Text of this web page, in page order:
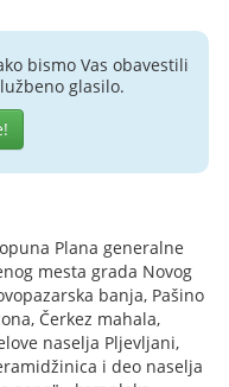
bismo Vas obavestili
glasilo.
Plana generalne
mesta grada Novog
banja, Pašino
Čerkez mahala,
naselja Pljevljani,
i deo naselja